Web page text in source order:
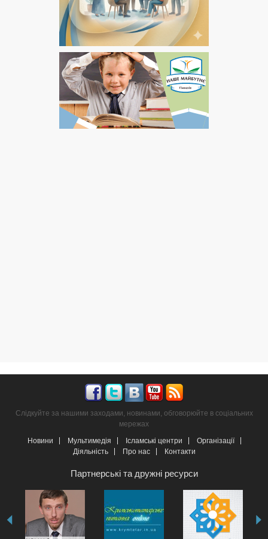
Слідкуйте за нашими заходами, новинами, обговорюйте в соціальних
мережах
Новини
Мультимедія Ісламські центри
Організації
Діяльність
Про нас Контакти
Партнерські та дружні ресурси